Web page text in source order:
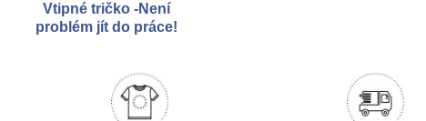
Vtipné tričko -Není
problém jít do práce!